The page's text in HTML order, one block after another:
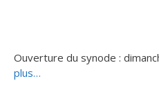
Ouverture du synode :
plus…